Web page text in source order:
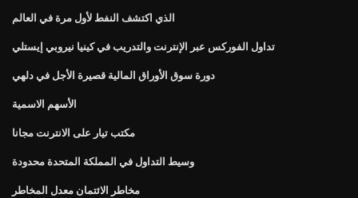
الذي اكتشف النفط لأول مرة في العالم
تداول الفوركس عبر الإنترنت والتدريب في كينيا نيروبي إيستلي
دورة سوق الأوراق المالية قصيرة الأجل في دلهي
الأسهم الاسمية
مكتب تيار على الانترنت مجانا
وسيط التداول في المملكة المتحدة محدودة
مخاطر الائتمان معدل المخاطر